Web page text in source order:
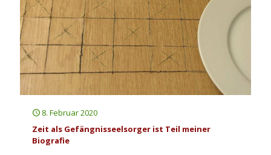
8. Februar 2020
Zeit als Gefängnisseelsorger ist Teil meiner
Biografie